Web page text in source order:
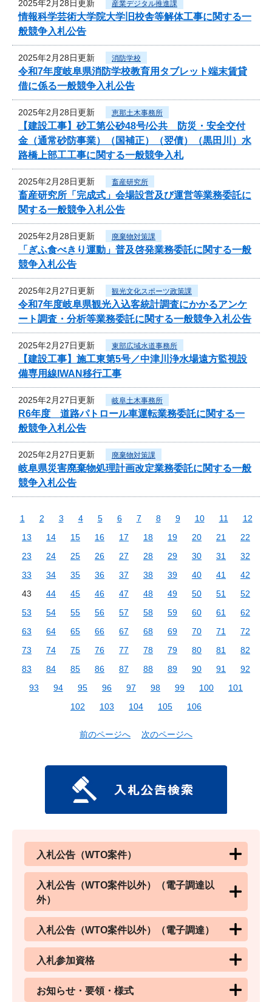
2025年2月28日更新 産業デジタル推進課
情報科学芸術大学院大学旧校舎等解体工事に関する一
般競争入札公告
2025年2月28日更新 消防学校
令和7年度岐阜県消防学校教育用タブレット端末賃貸
借に係る一般競争入札公告
2025年2月28日更新 恵那土木事務所
【建設工事】砂工第公砂48号/公共 防災・安全交付
金（通常砂防事業）（国補正）（翌債）（黒田川）水
路橋上部工工事に関する一般競争入札
2025年2月28日更新 畜産研究所
畜産研究所「完成式」会場設営及び運営等業務委託に
関する一般競争入札公告
2025年2月28日更新 廃棄物対策課
「ぎふ食べきり運動」普及啓発業務委託に関する一般
競争入札公告
2025年2月27日更新 観光文化スポーツ政策課
令和7年度岐阜県観光入込客統計調査にかかるアンケ
ート調査・分析等業務委託に関する一般競争入札公告
2025年2月27日更新 東部広域水道事務所
【建設工事】施工東第5号／中津川浄水場遠方監視設
備専用線IWAN移行工事
2025年2月27日更新 岐阜土木事務所
R6年度 道路パトロール車運転業務委託に関する一
般競争入札公告
2025年2月27日更新 廃棄物対策課
岐阜県災害廃棄物処理計画改定業務委託に関する一般
競争入札公告
1 2 3 4 5 6 7 8 9 10 11
12
13
14 15 16 17 18 19 20 21
22
23
24 25 26 27 28 29 30 31
32
33
34 35 36 37 38 39 40 41
42
43
44 45 46 47 48 49 50 51
52
53
54 55 56 57 58 59 60 61
62
63
64 65 66 67 68 69 70 71
72
73
74 75 76 77 78 79 80 81
82
83
84 85 86 87 88 89 90 91
92
93
94 95 96 97 98 99 100
101
102
103 104 105 106
前のページへ 次のページへ
入札公告（WTO案件）
入札公告（WTO案件以外）（電子調達以
外）
入札公告（WTO案件以外）（電子調達）
入札参加資格
お知らせ・要領・様式